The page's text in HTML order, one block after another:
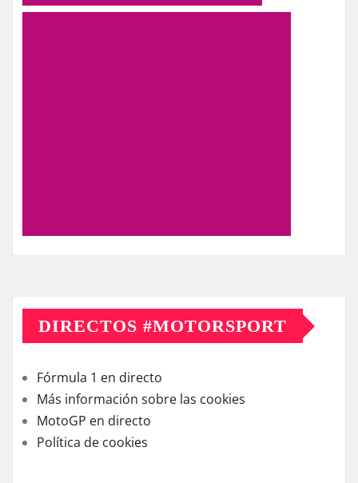
DIRECTOS #MOTORSPORT
Fórmula 1 en directo
Más información sobre las cookies
MotoGP en directo
Política de cookies